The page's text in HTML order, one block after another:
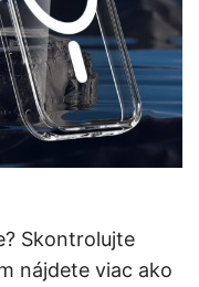
Skontrolujte
nájdete viac ako